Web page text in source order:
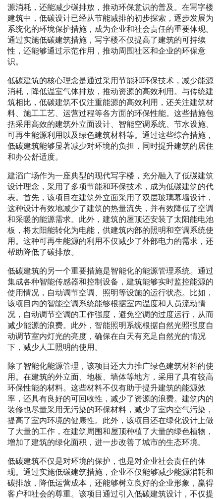
源消耗，还能减少碳排放，推动环保意识的普及。在写字楼
建筑中，低碳设计已经从节能减排的初步探索，逐步发展为
系统化的环境保护措施，成为企业和社会责任的重要体现。
通过实施低碳建筑措施，写字楼不仅提高了建筑的可持续
性，还能够通过示范作用，推动周围社区和企业的环保意
识。
低碳建筑的核心理念是通过采用节能和环保技术，减少能源
消耗，降低温室气体排放，推动资源的高效利用。与传统建
筑相比，低碳建筑不仅注重能源的高效利用，还关注建筑材
料、施工工艺、运营过程等各方面的环保性能。这些措施包
括采用高效的建筑外立面设计、智能空调系统、节水设施、
可再生能源利用以及绿色建筑材料等。通过这些综合措施，
低碳建筑能够显著减少对环境的负担，同时提升建筑的居住
和办公舒适度。
建滔广场作为一座典型的现代写字楼，充分融入了低碳建筑
设计理念，采用了多项节能和环保技术，成为低碳建筑的代
表。首先，该项目在建筑外立面采用了双层玻璃幕墙设计，
这种设计有效地减少了建筑的热量流失，并有效降低了空调
和采暖的能源需求。此外，建筑的屋顶还安装了太阳能电池
板，将太阳能转化为电能，供建筑内部的照明和空调系统使
用。这种可再生能源的利用不仅减少了外部电力的需求，还
帮助降低了碳排放。
低碳建筑的另一个重要措施是智能化的能源管理系统。通过
集成各种智能传感器和控制设备，建筑能够实时监控能源的
使用情况，自动调节空调、照明等设施的运行状态。比如，
该项目内的智能空调系统能够根据室内温度和人员流动情
况，自动调节空调的工作强度，避免空调的过度运行，从而
减少能源的浪费。此外，智能照明系统根据自然光照强度自
动调节室内灯光的亮度，确保在白天有充足自然光的情况
下，减少人工照明的使用。
除了智能化能源管理，该项目还大力推广绿色建筑材料的使
用。在建筑的外立面、地板、墙体等地方，采用了具有较高
环保性能的材料。这些材料不仅有助于提升建筑的能源效
率，还具有良好的可回收性，减少了资源的浪费。建筑内的
装修也尽量采用无污染的环保材料，减少了室内空气污染，
提高了室内环境的健康性。此外，该项目还在绿化设计上做
了大量的工作，在建筑周围和屋顶种植了大量的绿色植物，
增加了建筑的绿化面积，进一步改善了城市的生态环境。
低碳建筑不仅是对环境的保护，也是对企业社会责任的体
现。通过实施低碳建筑措施，企业不仅能够减少能源消耗和
碳排放，降低运营成本，还能够树立良好的企业形象，赢得
客户和社会的尊重。该项目通过引入低碳建筑设计，不仅提